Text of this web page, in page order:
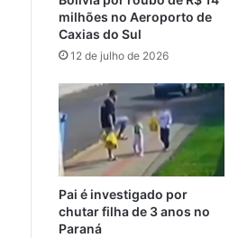
milhões no Aeroporto de
Caxias do Sul
12 de julho de 2026
Pai é investigado por
chutar filha de 3 anos no
Paraná
resgatados em Canoas